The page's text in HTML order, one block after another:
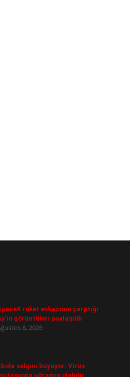
roket enkazının çarptığı
görüntüleri paylaşıldı
8, 2026
salgını büyüyor: Virüs
uğramış olabilir